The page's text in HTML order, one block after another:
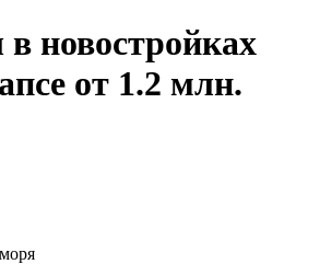
новостройках
от 1.2 млн.